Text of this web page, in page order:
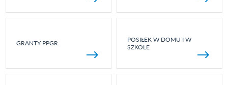
GRANTY PPGR
POSIŁEK W DOMU I W
SZKOLE